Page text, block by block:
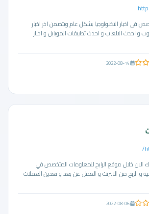
اخبار التكنولوجيا بشكل عام ويتضمن اخر اخبار
و احدث الالعاب و احدث تطبيقات الموبايل و اخبار
خلال موقع الرابح للمعلومات المتخصص في
و الربح من الانترنت و العمل عن بعد و تعدين العملات